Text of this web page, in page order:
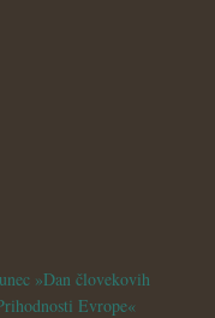
»Dan človekovih
Evrope«